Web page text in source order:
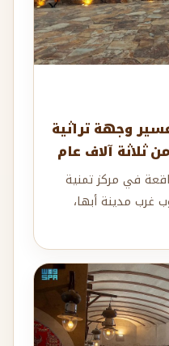
وجهة تراثية
ثلاثة آلاف عام
في مركز تمنية
جنوب غرب مدينة أبها،